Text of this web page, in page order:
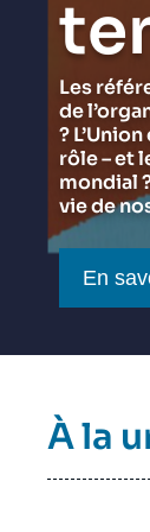
Think tank
Nous
Proche-
Intelligence
Guerre en
OTAN
du Ramses
Jeudi 17
Les
de
?
rôle – et
mondial
vie de
Bouton
En
Titre
bloc
À la